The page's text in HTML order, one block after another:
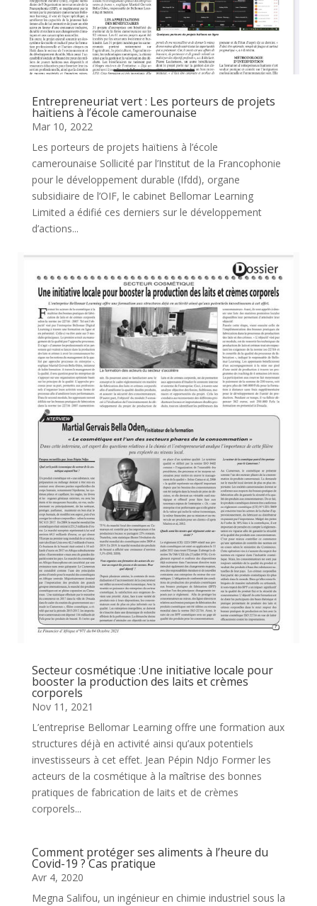
Entrepreneuriat vert : Les porteurs de projets
haïtiens à l’école camerounaise
Mar 10, 2022
Les porteurs de projets haïtiens à l’école
camerounaise Sollicité par l’Institut de la Francophonie
pour le développement durable (Ifdd), organe
subsidiaire de l’OIF, le cabinet Bellomar Learning
Limited a édifié ces derniers sur le développement
d’actions...
Secteur cosmétique :Une initiative locale pour
booster la production des laits et crèmes
corporels
Nov 11, 2021
L’entreprise Bellomar Learning offre une formation aux
structures déjà en activité ainsi qu’aux potentiels
investisseurs à cet effet. Jean Pépin Ndjo Former les
acteurs de la cosmétique à la maîtrise des bonnes
pratiques de fabrication de laits et de crèmes
corporels...
Comment protéger ses aliments à l’heure du
Covid-19 ? Cas pratique
Avr 4, 2020
Megna Salifou, un ingénieur en chimie industriel sous la